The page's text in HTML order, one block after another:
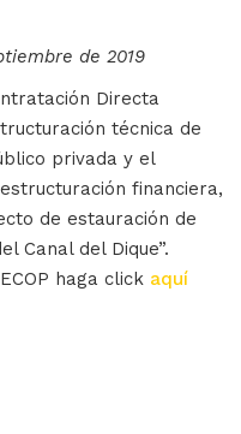
de 2019
Directa
técnica de
privada y el
financiera,
de estauración de
Canal del Dique”.
haga click aquí